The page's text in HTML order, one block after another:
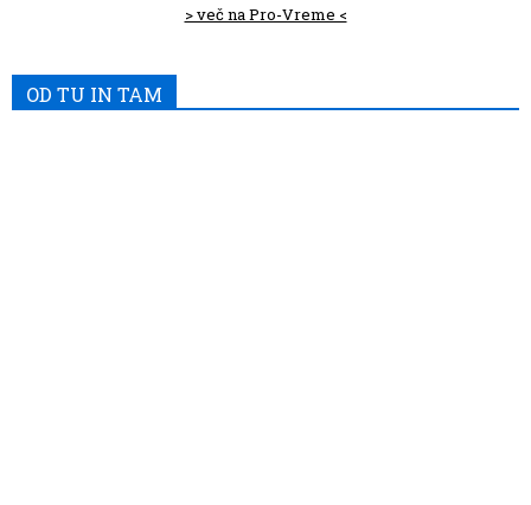
> več na Pro-Vreme <
OD TU IN TAM